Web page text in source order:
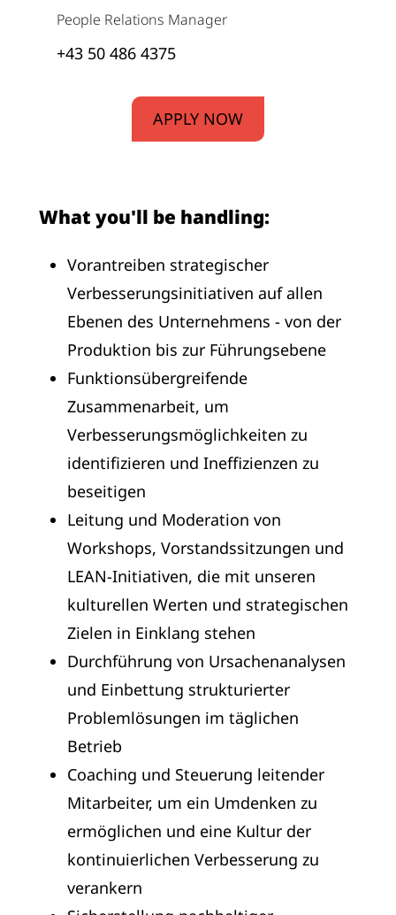
People Relations Manager
+43 50 486 4375
APPLY NOW
What you'll be handling:
Vorantreiben strategischer
Verbesserungsinitiativen auf allen
Ebenen des Unternehmens - von der
Produktion bis zur Führungsebene
Funktionsübergreifende
Zusammenarbeit, um
Verbesserungsmöglichkeiten zu
identifizieren und Ineffizienzen zu
beseitigen
Leitung und Moderation von
Workshops, Vorstandssitzungen und
LEAN-Initiativen, die mit unseren
kulturellen Werten und strategischen
Zielen in Einklang stehen
Durchführung von Ursachenanalysen
und Einbettung strukturierter
Problemlösungen im täglichen
Betrieb
Coaching und Steuerung leitender
Mitarbeiter, um ein Umdenken zu
ermöglichen und eine Kultur der
kontinuierlichen Verbesserung zu
verankern